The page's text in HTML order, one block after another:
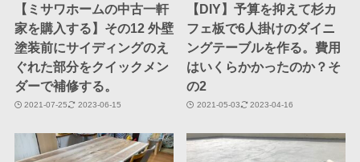
【ミサワホームの中古一軒
家を購入する】その12 外壁
塗装前にサイディングのえ
ぐれた部分をクイックメン
ダーで補修する。
2021-07-25 2023-06-15
【DIY】予算を抑えて杉カ
フェ板で6人掛けのダイニ
ングテーブルを作る。費用
はいくらかかったのか？そ
の2
2021-05-03 2023-04-16